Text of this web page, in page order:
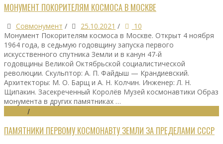
МОНУМЕНТ ПОКОРИТЕЛЯМ КОСМОСА В МОСКВЕ
Совмонумент / 25.10.2021 /
10
Монумент Покорителям космоса в Москве. Открыт 4 ноября
1964 года, в седьмую годовщину запуска первого
искусственного спутника Земли и в канун 47-й
годовщины Великой Октябрьской социалистической
революции. Скульптор: А. П. Файдыш — Крандиевский.
Архитекторы: М. О. Барщ и А. Н. Колчин. Инженер: Л. Н.
Щипакин. Засекреченный Королёв Музей космонавтики Образ
монумента в других памятниках …
/
ПАМЯТНИКИ ПЕРВОМУ КОСМОНАВТУ ЗЕМЛИ ЗА ПРЕДЕЛАМИ СССР